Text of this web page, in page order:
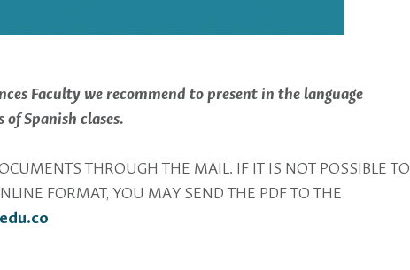
Faculty we recommend to present in the language
Spanish clases.
THROUGH THE MAIL. IF IT IS NOT POSSIBLE TO
FORMAT, YOU MAY SEND THE PDF TO THE